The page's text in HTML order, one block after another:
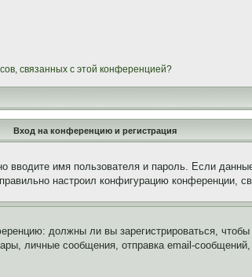
связанных с этой конференцией?
Вход на конференцию и регистрация
имя пользователя и пароль. Если
настроил конфигурацию конференции,
должны ли вы зарегистрироваться,
личные сообщения, отправка email-сообщений,